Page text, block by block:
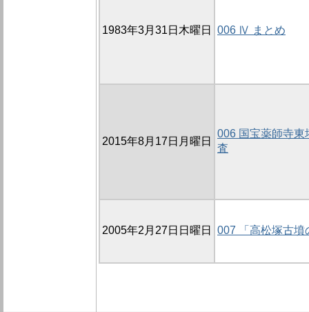
1983年3月31日木曜日 006 Ⅳ まとめ
2015年8月17日月曜日
006 国宝薬師寺東
査
2005年2月27日日曜日 007 「高松塚古